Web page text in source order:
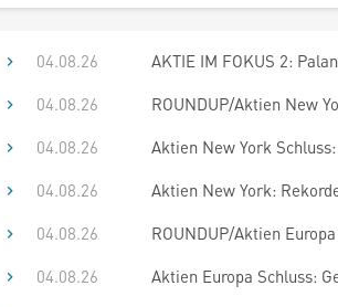
04.08.26
AKTIE IM FOKUS 2:
04.08.26
ROUNDUP/Aktien New
04.08.26
Aktien New York
04.08.26
Aktien New York:
04.08.26
ROUNDUP/Aktien
04.08.26
Aktien Europa Schluss: